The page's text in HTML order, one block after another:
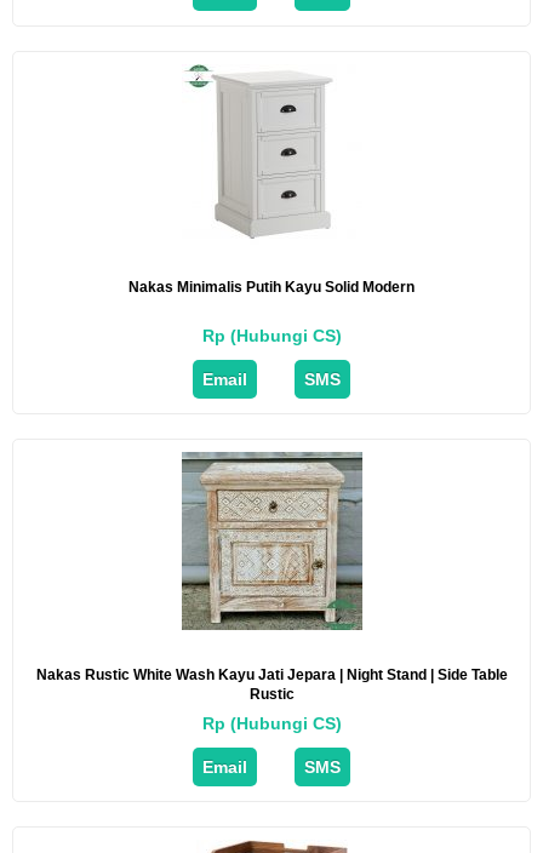
Nakas Minimalis Putih Kayu Solid Modern
Rp (Hubungi CS)
Email SMS
Nakas Rustic White Wash Kayu Jati Jepara | Night Stand | Side Table
Rustic
Rp (Hubungi CS)
Email SMS